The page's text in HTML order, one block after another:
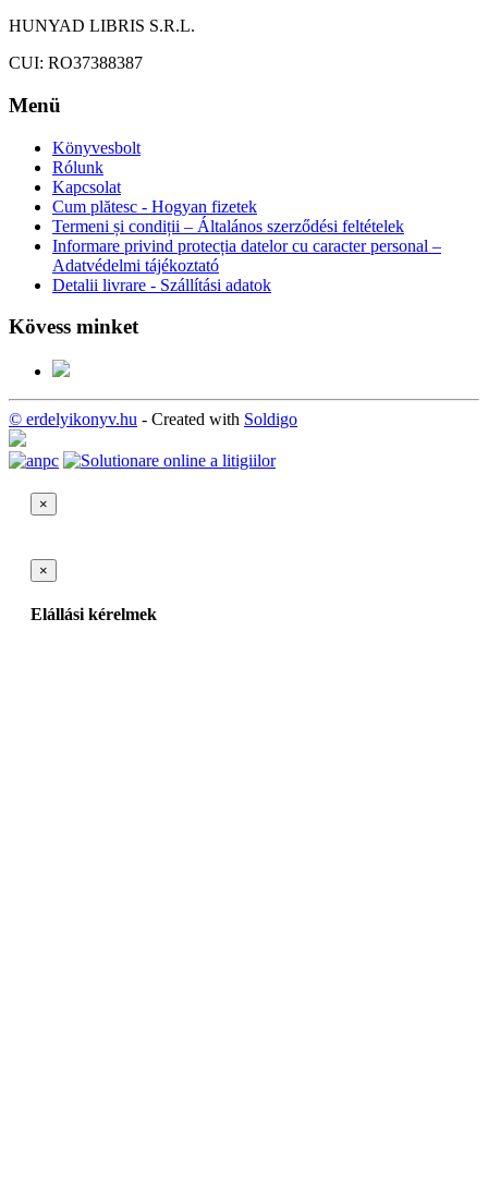
HUNYAD LIBRIS S.R.L.
CUI: RO37388387
Menü
Könyvesbolt
Rólunk
Kapcsolat
Cum plătesc - Hogyan fizetek
Termeni și condiții – Általános szerződési feltételek
Informare privind protecția datelor cu caracter personal –
Adatvédelmi tájékoztató
Detalii livrare - Szállítási adatok
Kövess minket
© erdelyikonyv.hu - Created with Soldigo
×
×
Elállási kérelmek